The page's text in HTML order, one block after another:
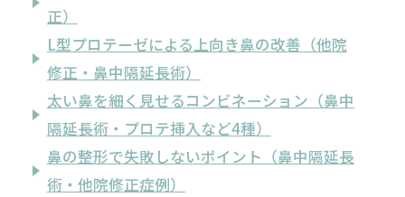
正）
L型プロテーゼによる上向き鼻の改善（他院
修正・鼻中隔延長術）
太い鼻を細く見せるコンビネーション（鼻中
隔延長術・プロテ挿入など4種）
鼻の整形で失敗しないポイント（鼻中隔延長
術・他院修正症例）